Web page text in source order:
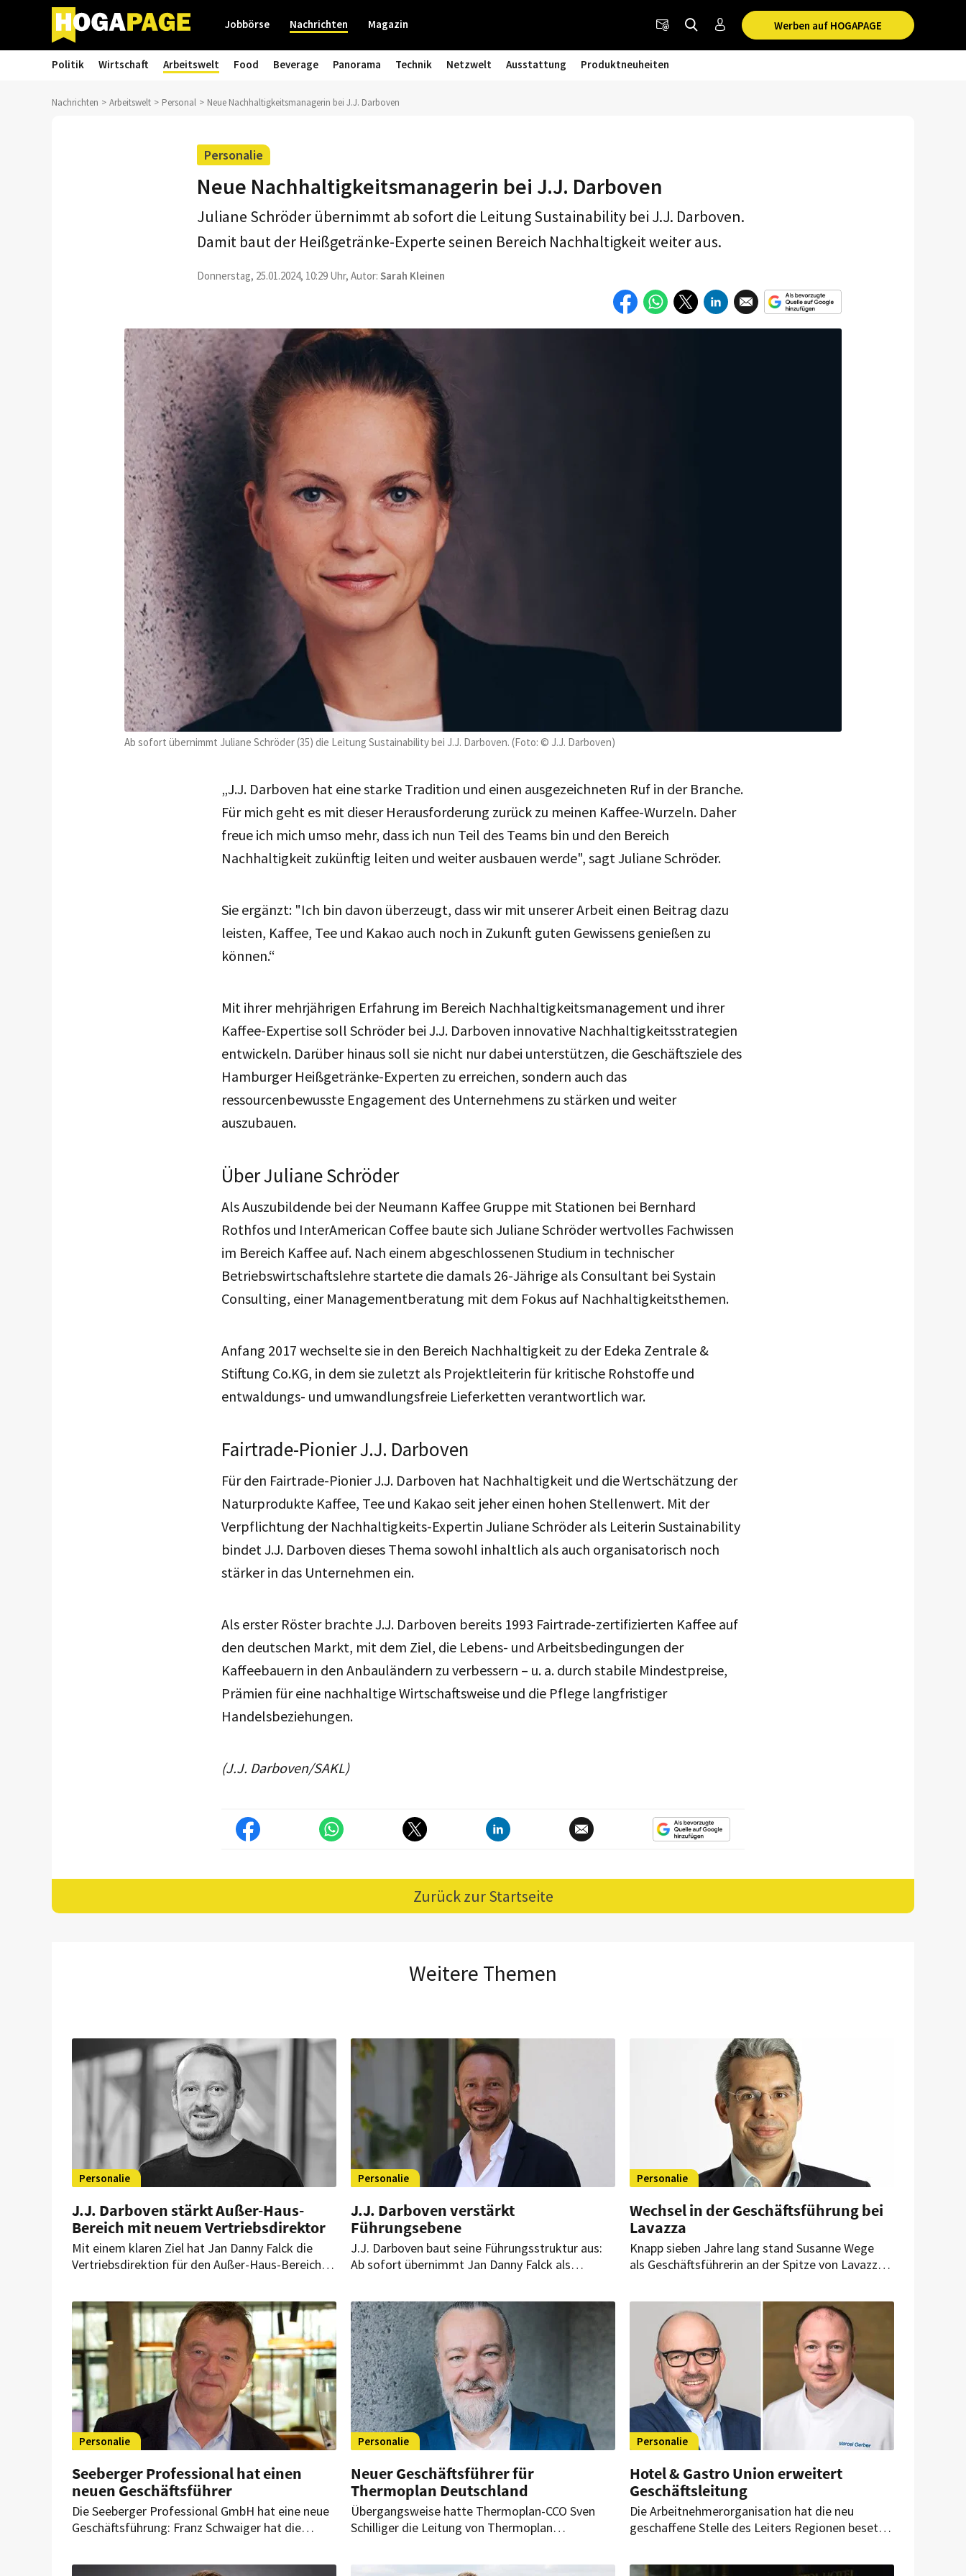
Werben auf HOGAPAGE
Jobbörse Nachrichten Magazin
Politik Wirtschaft Arbeitswelt Food Beverage Panorama Technik Netzwelt Ausstattung Produktneuheiten
Nachrichten Arbeitswelt Personal Neue Nachhaltigkeitsmanagerin bei J.J. Darboven
Personalie
Neue Nachhaltigkeitsmanagerin bei J.J. Darboven
Ab sofort übernimmt Juliane Schröder (35) die Leitung Sustainability bei J.J. Darboven. (Foto: © J.J. Darboven)
Juliane Schröder übernimmt ab sofort die Leitung Sustainability bei J.J. Darboven.
Damit baut der Heißgetränke-Experte seinen Bereich Nachhaltigkeit weiter aus.
Donnerstag, 25.01.2024, 10:29 Uhr, Autor: Sarah Kleinen
„J.J. Darboven hat eine starke Tradition und einen ausgezeichneten Ruf in der Branche.
Für mich geht es mit dieser Herausforderung zurück zu meinen Kaffee-Wurzeln. Daher
freue ich mich umso mehr, dass ich nun Teil des Teams bin und den Bereich
Nachhaltigkeit zukünftig leiten und weiter ausbauen werde", sagt Juliane Schröder.
Sie ergänzt: "Ich bin davon überzeugt, dass wir mit unserer Arbeit einen Beitrag dazu
leisten, Kaffee, Tee und Kakao auch noch in Zukunft guten Gewissens genießen zu
können.“
Mit ihrer mehrjährigen Erfahrung im Bereich Nachhaltigkeitsmanagement und ihrer
Kaffee-Expertise soll Schröder bei J.J. Darboven innovative Nachhaltigkeitsstrategien
entwickeln. Darüber hinaus soll sie nicht nur dabei unterstützen, die Geschäftsziele des
Hamburger Heißgetränke-Experten zu erreichen, sondern auch das
ressourcenbewusste Engagement des Unternehmens zu stärken und weiter
auszubauen.
Über Juliane Schröder
Als Auszubildende bei der Neumann Kaffee Gruppe mit Stationen bei Bernhard
Rothfos und InterAmerican Coffee baute sich Juliane Schröder wertvolles Fachwissen
im Bereich Kaffee auf. Nach einem abgeschlossenen Studium in technischer
Betriebswirtschaftslehre startete die damals 26-Jährige als Consultant bei Systain
Consulting, einer Managementberatung mit dem Fokus auf Nachhaltigkeitsthemen.
Anfang 2017 wechselte sie in den Bereich Nachhaltigkeit zu der Edeka Zentrale &
Stiftung Co.KG, in dem sie zuletzt als Projektleiterin für kritische Rohstoffe und
entwaldungs- und umwandlungsfreie Lieferketten verantwortlich war.
Fairtrade-Pionier J.J. Darboven
Für den Fairtrade-Pionier J.J. Darboven hat Nachhaltigkeit und die Wertschätzung der
Naturprodukte Kaffee, Tee und Kakao seit jeher einen hohen Stellenwert. Mit der
Verpflichtung der Nachhaltigkeits-Expertin Juliane Schröder als Leiterin Sustainability
bindet J.J. Darboven dieses Thema sowohl inhaltlich als auch organisatorisch noch
stärker in das Unternehmen ein.
Als erster Röster brachte J.J. Darboven bereits 1993 Fairtrade-zertifizierten Kaffee auf
den deutschen Markt, mit dem Ziel, die Lebens- und Arbeitsbedingungen der
Kaffeebauern in den Anbauländern zu verbessern – u. a. durch stabile Mindestpreise,
Prämien für eine nachhaltige Wirtschaftsweise und die Pflege langfristiger
Handelsbeziehungen.
(J.J. Darboven/SAKL)
Zurück zur Startseite
Weitere Themen
Personalie
J.J. Darboven stärkt Außer-Haus-
Bereich mit neuem Vertriebsdirektor
Mit einem klaren Ziel hat Jan Danny Falck die
Vertriebsdirektion für den Außer-Haus-Bereich
bringt umfassende Erfahrungen im
Heißgetränkesegment ins Unternehmen mit ein.
Personalie
J.J. Darboven verstärkt
Führungsebene
J.J. Darboven baut seine Führungsstruktur aus:
Ab sofort übernimmt Jan Danny Falck als
deutschen Außer-Haus-Markt. Damit will der
Hamburger Heißgetränkeexperte seine
Ausrichtung auf Gastronomie und Hotellerie
weiter schärfen.
Personalie
Wechsel in der Geschäftsführung bei
Lavazza
Knapp sieben Jahre lang stand Susanne Wege
als Geschäftsführerin an der Spitze von Lavazza
und Polen. Nun verlässt sie das Unternehmen. Ihr
Nachfolger steht bereits fest.
Personalie
Seeberger Professional hat einen
neuen Geschäftsführer
Die Seeberger Professional GmbH hat eine neue
Geschäftsführung: Franz Schwaiger hat die
Branchenexperte bringt langjährige Erfahrung im
Personalie
Neuer Geschäftsführer für
Thermoplan Deutschland
Übergangsweise hatte Thermoplan-CCO Sven
Schilliger die Leitung von Thermoplan
Matzke dauerhaft die Verantwortung für den
Personalie
Hotel & Gastro Union erweitert
Geschäftsleitung
Die Arbeitnehmerorganisation hat die neu
geschaffene Stelle des Leiters Regionen besetzt.
Geschäftsführer des Schweizer Kochverbands.